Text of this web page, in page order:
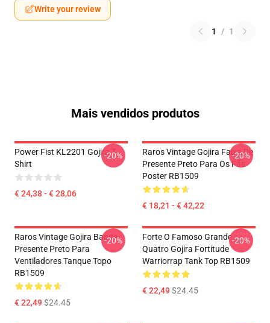
Write your review
1 / 1
Mais vendidos produtos
Power Fist KL2201 Gojira T-
Shirt
€ 24,38 - € 28,06
-20%
Raros Vintage Gojira Faixa De
Presente Preto Para Os Fãs
Poster RB1509
€ 18,21 - € 42,22
-20%
Raros Vintage Gojira Banda
Presente Preto Para
Ventiladores Tanque Topo
RB1509
€ 22,49$24.45
-20%
Forte O Famoso Grande
Quatro Gojira Fortitude
Warriorrap Tank Top RB1509
€ 22,49$24.45
-20%